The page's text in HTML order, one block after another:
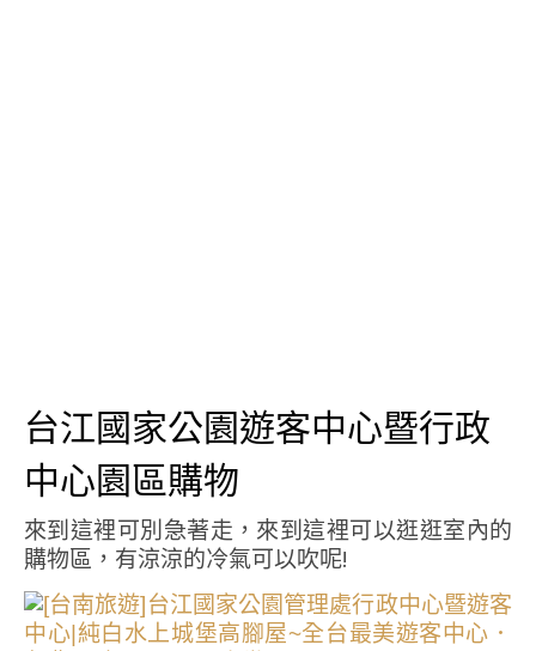
台江國家公園遊客中心暨行政
中心園區購物
來到這裡可別急著走，來到這裡可以逛逛室內的
購物區，有涼涼的冷氣可以吹呢!